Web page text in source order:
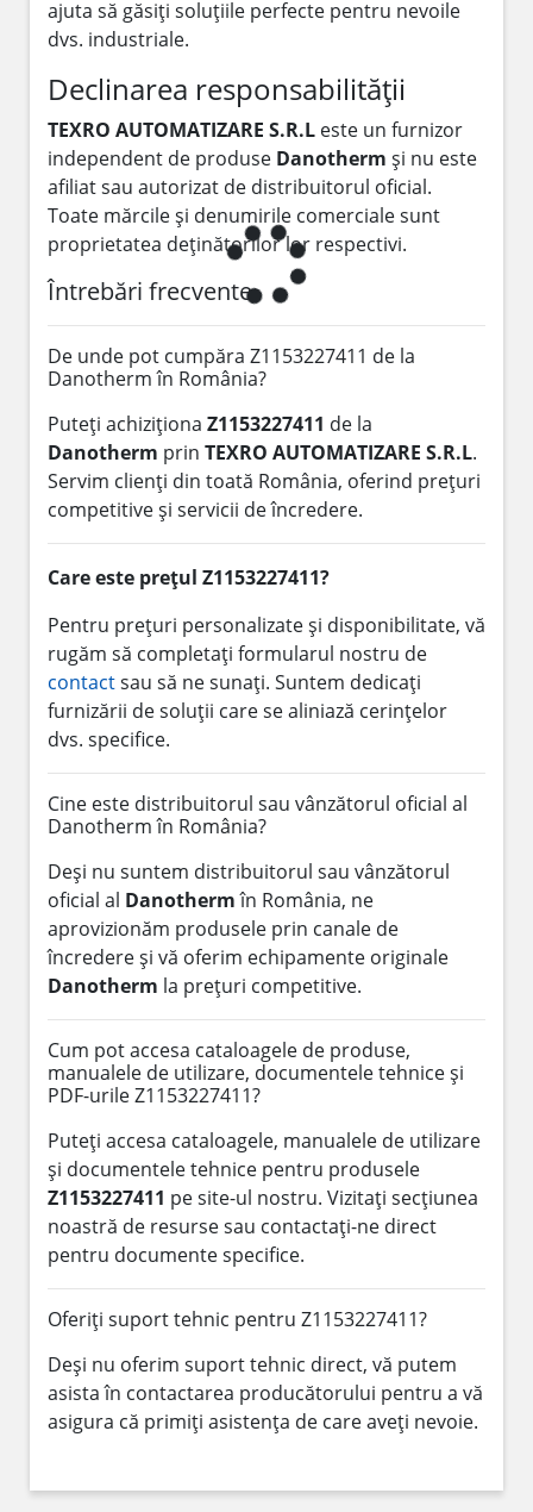
ajuta să găsiți soluțiile perfecte pentru nevoile
dvs. industriale.
Declinarea responsabilității
TEXRO AUTOMATIZARE S.R.L este un furnizor
independent de produse Danotherm și nu este
afiliat sau autorizat de distribuitorul oficial.
Toate mărcile și denumirile comerciale sunt
proprietatea deținătorilor lor respectivi.
Întrebări frecvente
De unde pot cumpăra Z1153227411 de la
Danotherm în România?
Puteți achiziționa Z1153227411 de la
Danotherm prin TEXRO AUTOMATIZARE S.R.L.
Servim clienți din toată România, oferind prețuri
competitive și servicii de încredere.
Care este prețul Z1153227411?
Pentru prețuri personalizate și disponibilitate, vă
rugăm să completați formularul nostru de
contactsau să ne sunați. Suntem dedicați
furnizării de soluții care se aliniază cerințelor
dvs. specifice.
Cine este distribuitorul sau vânzătorul oficial al
Danotherm în România?
Deși nu suntem distribuitorul sau vânzătorul
oficial al Danothermîn România, ne
aprovizionăm produsele prin canale de
încredere și vă oferim echipamente originale
Danotherm la prețuri competitive.
Cum pot accesa cataloagele de produse,
manualele de utilizare, documentele tehnice și
PDF-urile Z1153227411?
Puteți accesa cataloagele, manualele de utilizare
și documentele tehnice pentru produsele
Z1153227411 pe site-ul nostru. Vizitați secțiunea
noastră de resurse sau contactați-ne direct
pentru documente specifice.
Oferiți suport tehnic pentru Z1153227411?
Deși nu oferim suport tehnic direct, vă putem
asista în contactarea producătorului pentru a vă
asigura că primiți asistența de care aveți nevoie.